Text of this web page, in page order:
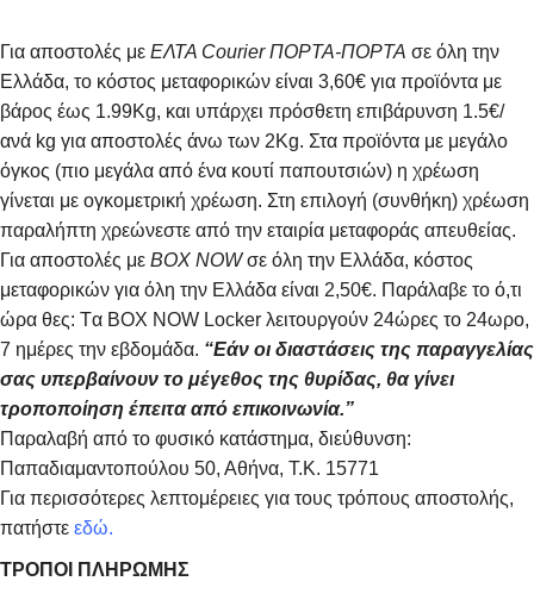
Για αποστολές με ΕΛΤΑ Courier ΠΟΡΤΑ-ΠΟΡΤΑ σε όλη την
Ελλάδα, το κόστος μεταφορικών είναι 3,60€ για προϊόντα με
βάρος έως 1.99Kg, και υπάρχει πρόσθετη επιβάρυνση 1.5€/
ανά kg για αποστολές άνω των 2Κg. Στα προϊόντα με μεγάλο
όγκος (πιο μεγάλα από ένα κουτί παπουτσιών) η χρέωση
γίνεται με ογκομετρική χρέωση. Στη επιλογή (συνθήκη) χρέωση
παραλήπτη χρεώνεστε από την εταιρία μεταφοράς απευθείας.
Για αποστολές με BOX NOWσε όλη την Ελλάδα, κόστος
μεταφορικών για όλη την Ελλάδα είναι 2,50€. Παράλαβε το ό,τι
ώρα θες: Tα ΒΟΧ ΝΟW Locker λειτουργούν 24ώρες το 24ωρο,
7 ημέρες την εβδομάδα. “Εάν οι διαστάσεις της παραγγελίας
σας υπερβαίνουν το μέγεθος της θυρίδας, θα γίνει
τροποποίηση έπειτα από επικοινωνία.”
Παραλαβή από το φυσικό κατάστημα, διεύθυνση:
Παπαδιαμαντοπούλου 50, Αθήνα, Τ.Κ. 15771
Για περισσότερες λεπτομέρειες για τους τρόπους αποστολής,
πατήστε εδώ.
ΤΡΟΠΟΙ ΠΛΗΡΩΜΗΣ